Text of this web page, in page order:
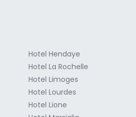
Hotel Hendaye
Hotel La Rochelle
Hotel Limoges
Hotel Lourdes
Hotel Lione